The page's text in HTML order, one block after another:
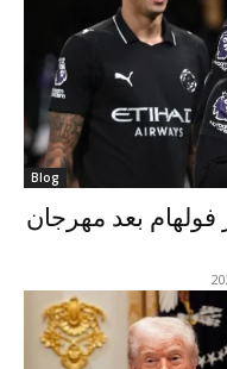
Blog
فولهام بعد مهرجان